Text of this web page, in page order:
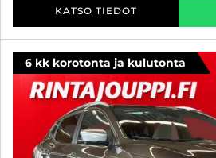
KATSO TIEDOT
6 kk korotonta ja kulutonta